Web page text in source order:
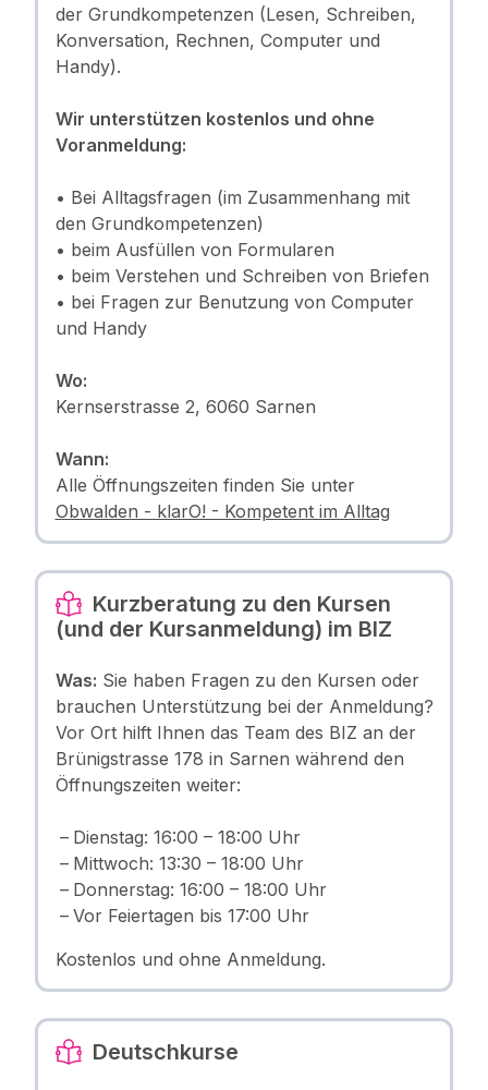
der Grundkompetenzen (Lesen, Schreiben,
Konversation, Rechnen, Computer und
Handy).
Wir unterstützen kostenlos und ohne
Voranmeldung:
• Bei Alltagsfragen (im Zusammenhang mit
den Grundkompetenzen)
• beim Ausfüllen von Formularen
• beim Verstehen und Schreiben von Briefen
• bei Fragen zur Benutzung von Computer
und Handy
Wo:
Kernserstrasse 2, 6060 Sarnen
Wann:
Alle Öffnungszeiten finden Sie unter
Obwalden - klarO! - Kompetent im Alltag
Kurzberatung zu den Kursen
(und der Kursanmeldung) im BIZ
Was: Sie haben Fragen zu den Kursen oder
brauchen Unterstützung bei der Anmeldung?
Vor Ort hilft Ihnen das Team des BIZ an der
Brünigstrasse 178 in Sarnen während den
Öffnungszeiten weiter:
Dienstag: 16:00 – 18:00 Uhr
Mittwoch: 13:30 – 18:00 Uhr
Donnerstag: 16:00 – 18:00 Uhr
Vor Feiertagen bis 17:00 Uhr
Kostenlos und ohne Anmeldung.
Deutschkurse